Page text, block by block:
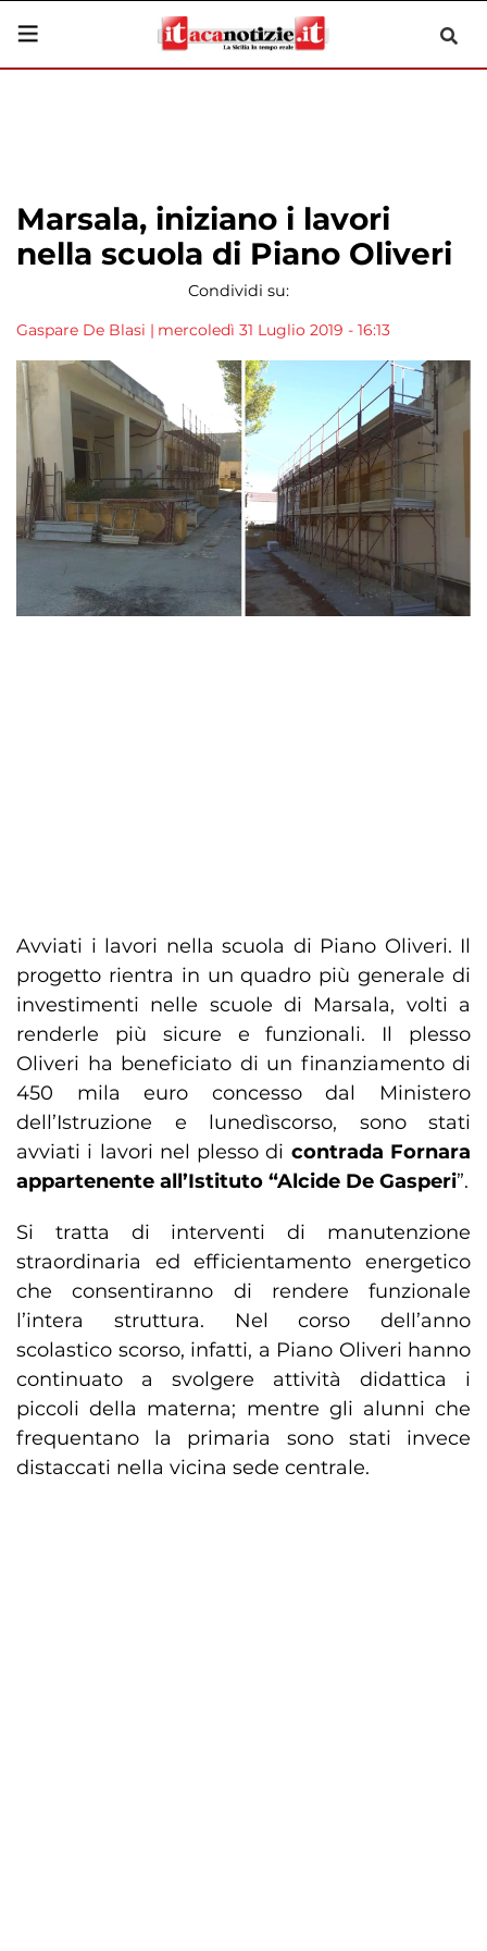
Marsala, iniziano i lavori
nella scuola di Piano Oliveri
Condividi su:
Gaspare De Blasi | mercoledì 31 Luglio 2019 - 16:13
Avviati i lavori nella scuola di Piano Oliveri. Il
progetto rientra in un quadro più generale di
investimenti nelle scuole di Marsala, volti a
renderle più sicure e funzionali. Il plesso
Oliveri ha beneficiato di un finanziamento di
450 mila euro concesso dal Ministero
dell’Istruzione e lunedìscorso, sono stati
avviati i lavori nel plesso di contrada Fornara
appartenente all’Istituto “Alcide De Gasperi”.
Si tratta di interventi di manutenzione
straordinaria ed efficientamento energetico
che consentiranno di rendere funzionale
l’intera struttura. Nel corso dell’anno
scolastico scorso, infatti, a Piano Oliveri hanno
continuato a svolgere attività didattica i
piccoli della materna; mentre gli alunni che
frequentano la primaria sono stati invece
distaccati nella vicina sede centrale.